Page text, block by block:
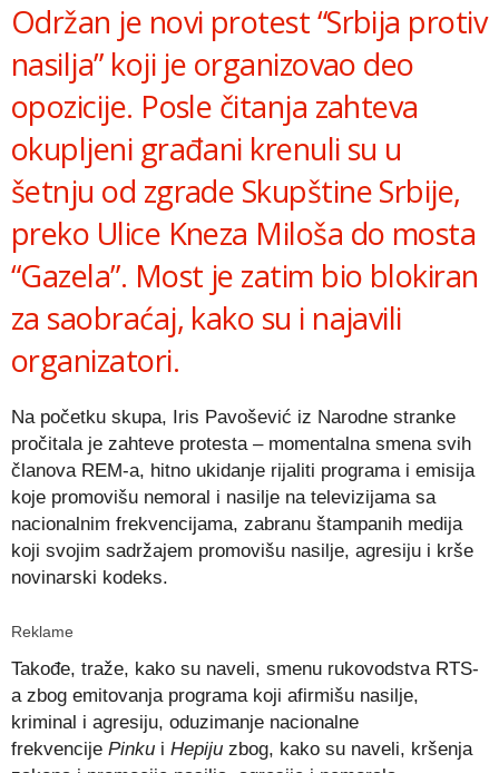
Održan je novi protest “Srbija protiv
nasilja” koji je organizovao deo
opozicije. Posle čitanja zahteva
okupljeni građani krenuli su u
šetnju od zgrade Skupštine Srbije,
preko Ulice Kneza Miloša do mosta
“Gazela”. Most je zatim bio blokiran
za saobraćaj, kako su i najavili
organizatori.
Na početku skupa, Iris Pavošević iz Narodne stranke
pročitala je zahteve protesta – momentalna smena svih
članova REM-a, hitno ukidanje rijaliti programa i emisija
koje promovišu nemoral i nasilje na televizijama sa
nacionalnim frekvencijama, zabranu štampanih medija
koji svojim sadržajem promovišu nasilje, agresiju i krše
novinarski kodeks.
Reklame
Takođe, traže, kako su naveli, smenu rukovodstva RTS-
a zbog emitovanja programa koji afirmišu nasilje,
kriminal i agresiju, oduzimanje nacionalne
frekvencije Pinku i Hepiju zbog, kako su naveli, kršenja